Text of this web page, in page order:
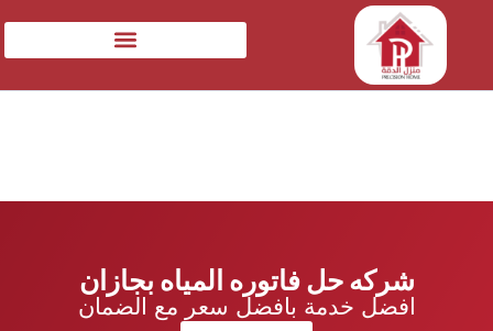
شركه حل فاتوره المياه بجازان
افضل خدمة بافضل سعر مع الضمان